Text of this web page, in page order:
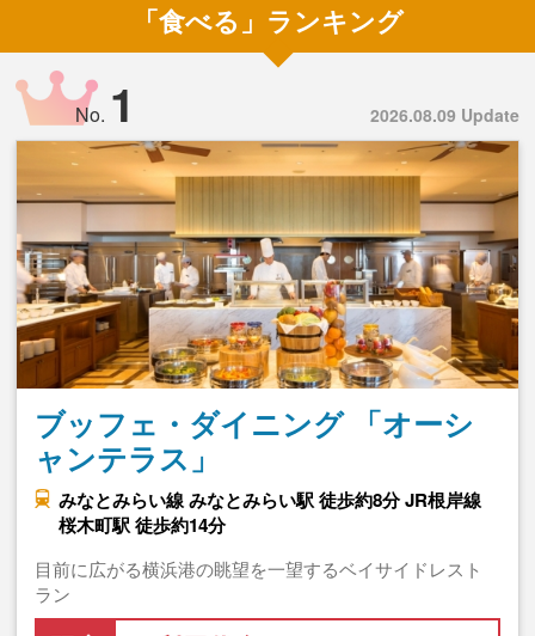
「食べる」ランキング
2026.08.09 Update
No. 1
ブッフェ・ダイニング 「オーシ
ャンテラス」
みなとみらい線 みなとみらい駅 徒歩約8分 JR根岸線
桜木町駅 徒歩約14分
目前に広がる横浜港の眺望を一望するベイサイドレスト
ラン